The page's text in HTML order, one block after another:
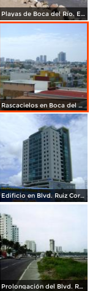
Playas de Boca del Río. Enero/2015
Rascacielos en Boca del Río, Vrracruz. Enero/2013
Edificio en Blvd. Ruiz Cortinez. Costa de Oro. Julio/2012
Prolongación del Blvd. Ruíz Cortines. Boca del Río, Veracruz